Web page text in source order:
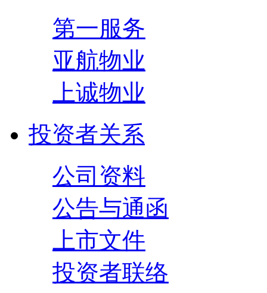
第一服务
亚航物业
上诚物业
投资者关系
公司资料
公告与通函
上市文件
投资者联络